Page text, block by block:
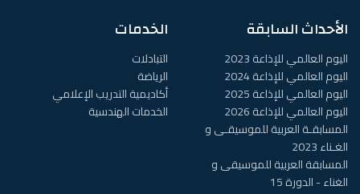
الأحداث السابقة
اليوم العالمي للإذاعة 2023
اليوم العالمي للإذاعة 2024
اليوم العالمي للإذاعة 2025
اليوم العالمي للإذاعة 2026
المسابقـة العربية للموسيقـى و
الغـناء 2023
المسابقة العربية للموسيقى و
الغناء - الدورة 15
الخدمات
التبادلات
الرياضة
أكاديمية التدريب الإعلامي
الخدمات الهندسية